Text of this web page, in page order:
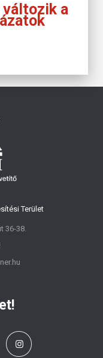
változik a
Terület
36-38.